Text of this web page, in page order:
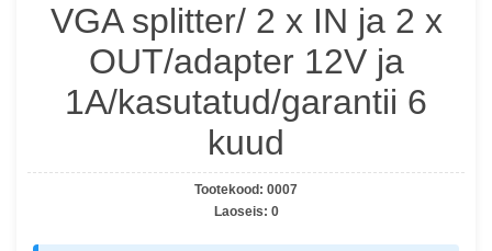
VGA splitter/ 2 x IN ja 2 x
OUT/adapter 12V ja
1A/kasutatud/garantii 6
kuud
Tootekood: 0007
Laoseis: 0